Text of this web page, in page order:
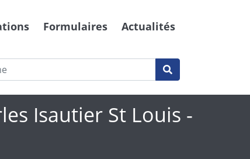
Formulaires Actualités
Isautier St Louis -